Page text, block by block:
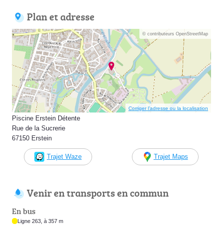
Plan et adresse
© contributeurs OpenStreetMap
Corriger l’adresse ou la localisation
Piscine Erstein Détente
Rue de la Sucrerie
67150 Erstein
Trajet Waze Trajet Maps
Venir en transports en commun
En bus
Ligne 263, à 357 m